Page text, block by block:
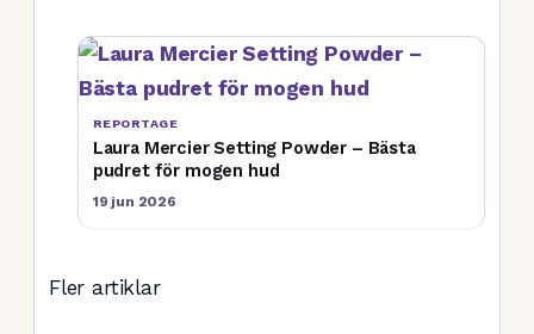
REPORTAGE
Laura Mercier Setting Powder – Bästa
pudret för mogen hud
19 jun 2026
Fler artiklar